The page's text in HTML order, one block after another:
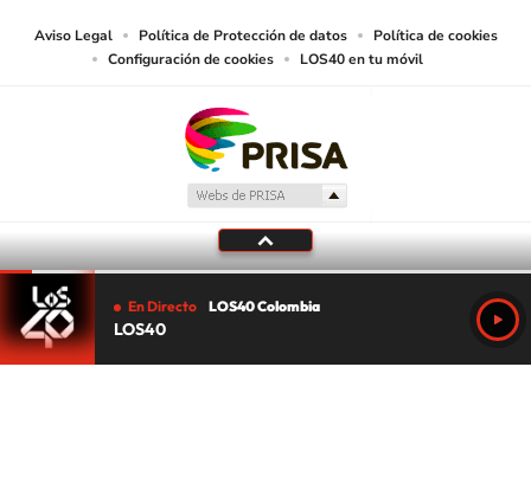
Aviso Legal Política de Protección de datos
Política de cookies
Configuración de cookies
LOS40 en tu móvil
En Directo LOS40 Colombia
LOS40